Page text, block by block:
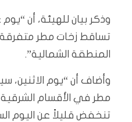
وذكر بيان للهيئة، أن
تساقط زخات مطر متفرقة
المنطقة الشمالية”.
وأضاف أن “يوم
مطر في الأقسام الشرقية
تنخفض قليلاً عن اليوم